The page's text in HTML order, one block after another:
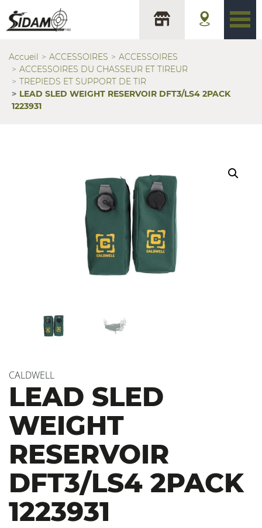
Accueil ACCESSOIRES
ACCESSOIRES
ACCESSOIRES DU CHASSEUR ET TIREUR
TREPIEDS ET SUPPORT DE TIR
LEAD SLED WEIGHT RESERVOIR DFT3/LS4 2PACK
1223931
CALDWELL
LEAD SLED
WEIGHT
RESERVOIR
DFT3/LS4 2PACK
1223931